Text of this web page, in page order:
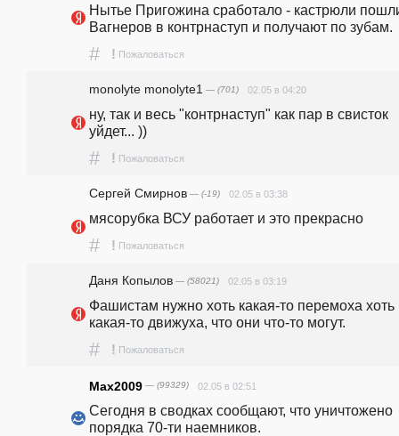
Нытье Пригожина сработало - кастрюли
Вагнеров в контрнаступ и получают по зубам.
# ! Пожаловаться
monolyte monolyte1 — (701) 02.05 в 04:20
ну, так и весь "контрнаступ" как пар в свисток
уйдет... ))
# ! Пожаловаться
Cергей Смирнов — (-19) 02.05 в 03:38
мясорубка ВСУ работает и это прекрасно
# ! Пожаловаться
Даня Копылов — (58021) 02.05 в 03:19
Фашистам нужно хоть какая-то перемоха хоть
какая-то движуха, что они что-то могут.
# ! Пожаловаться
Max2009 — (99329) 02.05 в 02:51
Сегодня в сводках сообщают, что уничтожено
порядка 70-ти наемников.